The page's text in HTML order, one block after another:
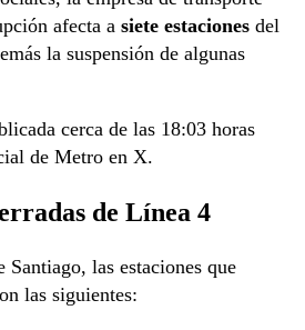
afecta a siete estaciones del
la suspensión de algunas
cerca de las 18:03 horas
de Metro en X.
de Línea 4
las estaciones que
las siguientes: